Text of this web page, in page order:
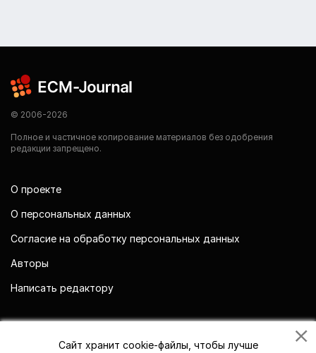
© 2006-2026
Полное и частичное копирование материалов без одобрения
редакции запрещено.
О проекте
О персональных данных
Согласие на обработку персональных данных
Авторы
Написать редактору
Сайт хранит cookie-файлы, чтобы лучше